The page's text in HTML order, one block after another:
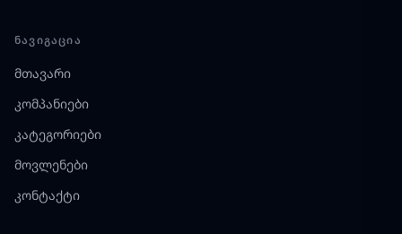
ᲜᲐᲕᲘᲒᲐᲪᲘᲐ
მთავარი
კომპანიები
კატეგორიები
მოვლენები
კონტაქტი